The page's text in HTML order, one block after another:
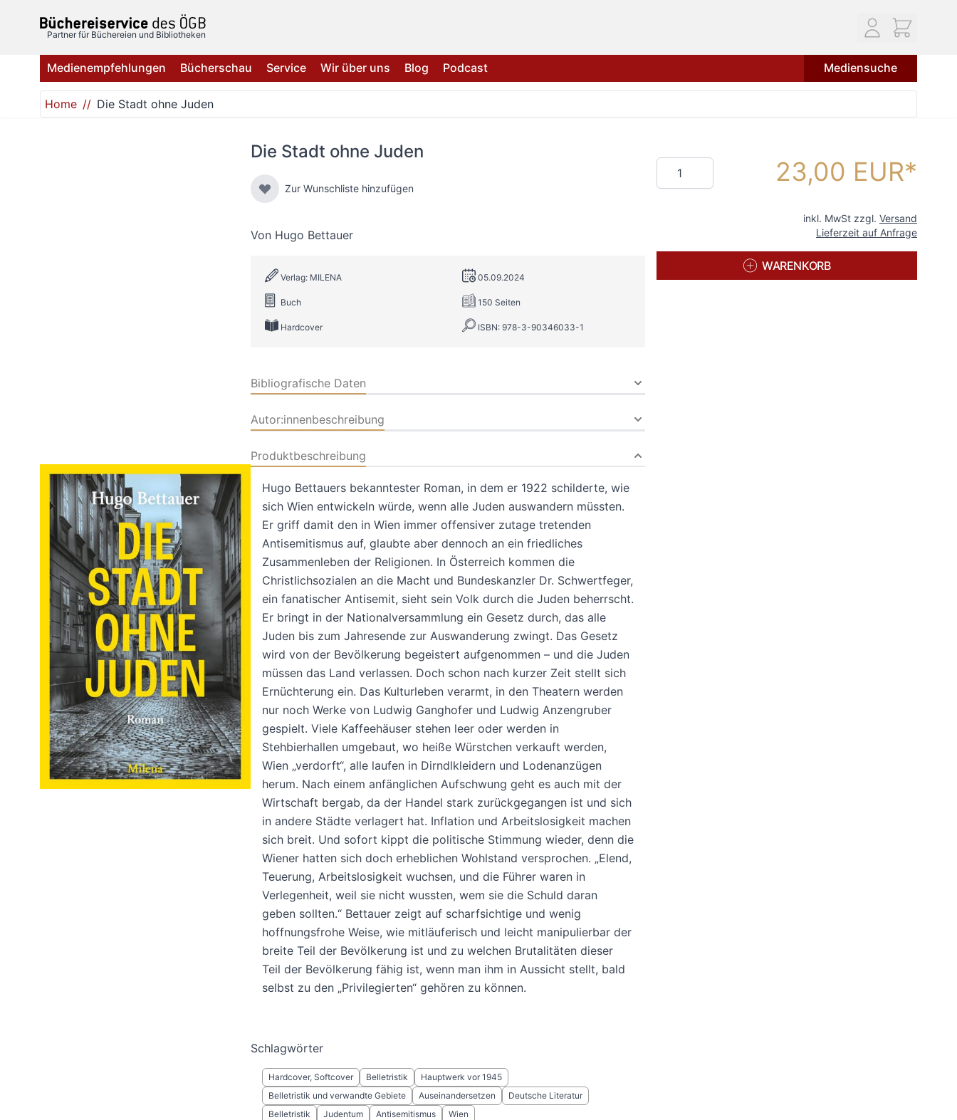
Partner für Büchereien und Bibliotheken
Medienempfehlungen Bücherschau Service Wir über uns Blog Podcast Mediensuche
Home Die Stadt ohne Juden
Die Stadt ohne Juden
Zur Wunschliste hinzufügen
Von Hugo Bettauer
Verlag: MILENA 05.09.2024
Buch 150 Seiten
Hardcover ISBN: 978-3-90346033-1
Bibliografische Daten
Autor:innenbeschreibung
Produktbeschreibung
Hugo Bettauers bekanntester Roman, in dem er 1922 schilderte, wie
sich Wien entwickeln würde, wenn alle Juden auswandern müssten.
Er griff damit den in Wien immer offensiver zutage tretenden
Antisemitismus auf, glaubte aber dennoch an ein friedliches
Zusammenleben der Religionen. In Österreich kommen die
Christlichsozialen an die Macht und Bundeskanzler Dr. Schwertfeger,
ein fanatischer Antisemit, sieht sein Volk durch die Juden beherrscht.
Er bringt in der Nationalversammlung ein Gesetz durch, das alle
Juden bis zum Jahresende zur Auswanderung zwingt. Das Gesetz
wird von der Bevölkerung begeistert aufgenommen – und die Juden
müssen das Land verlassen. Doch schon nach kurzer Zeit stellt sich
Ernüchterung ein. Das Kulturleben verarmt, in den Theatern werden
nur noch Werke von Ludwig Ganghofer und Ludwig Anzengruber
gespielt. Viele Kaffeehäuser stehen leer oder werden in
Stehbierhallen umgebaut, wo heiße Würstchen verkauft werden,
Wien „verdorft“, alle laufen in Dirndlkleidern und Lodenanzügen
herum. Nach einem anfänglichen Aufschwung geht es auch mit der
Wirtschaft bergab, da der Handel stark zurückgegangen ist und sich
in andere Städte verlagert hat. Inflation und Arbeitslosigkeit machen
sich breit. Und sofort kippt die politische Stimmung wieder, denn die
Wiener hatten sich doch erheblichen Wohlstand versprochen. „Elend,
Teuerung, Arbeitslosigkeit wuchsen, und die Führer waren in
Verlegenheit, weil sie nicht wussten, wem sie die Schuld daran
geben sollten.“ Bettauer zeigt auf scharfsichtige und wenig
hoffnungsfrohe Weise, wie mitläuferisch und leicht manipulierbar der
breite Teil der Bevölkerung ist und zu welchen Brutalitäten dieser
Teil der Bevölkerung fähig ist, wenn man ihm in Aussicht stellt, bald
selbst zu den „Privilegierten“ gehören zu können.
Schlagwörter
Hardcover, Softcover Belletristik
Hauptwerk vor 1945
Belletristik und verwandte Gebiete
Auseinandersetzen
Deutsche Literatur
Belletristik
Judentum Antisemitismus Wien
Menge 23,00 EUR
inkl. MwSt zzgl. Versand
Lieferzeit auf Anfrage
WARENKORB